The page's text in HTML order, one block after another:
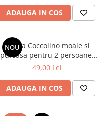
ADAUGA IN COS
NOU
Patura Coccolino moale si
pufoasa pentru 2 persoane,
200X230 cm, Maro deschis
49,00 Lei
ADAUGA IN COS